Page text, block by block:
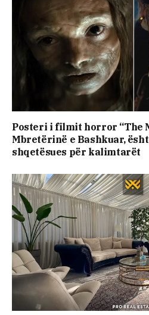
Posteri i filmit horror “The
Mbretërinë e Bashkuar,
shqetësues për kalimtarët